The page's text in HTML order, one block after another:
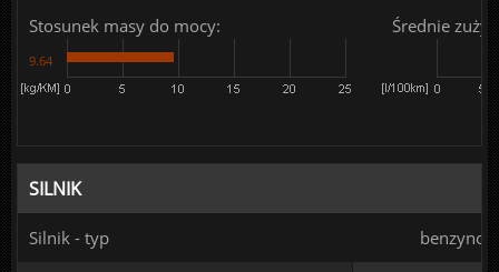
Stosunek masy do mocy:
9.64
Średnie
SILNIK
Silnik - typ